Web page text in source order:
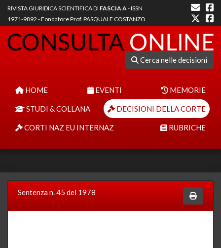
RIVISTA GIURIDICA SCIENTIFICA DI FASCIA A- ISSN
1971-9892 - Fondatore Prof. PASQUALE COSTANZO
Cerca nelle decisioni
HOME EVENTI MEMORIE
STUDI & COLLANA DECISIONI DELLA CORTE
CORTI NAZ EU INTERNAZ RUBRICHE
Sentenza n. 45 del 1978